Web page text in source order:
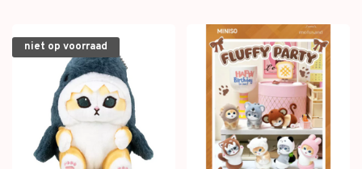
niet op voorraad